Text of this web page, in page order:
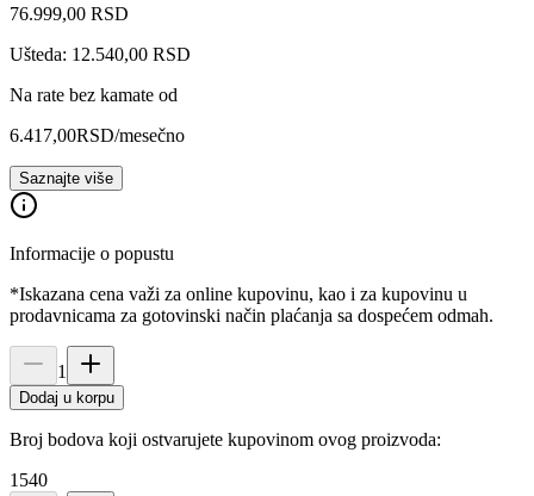
76.999,00 RSD
Ušteda: 12.540,00 RSD
Na rate bez kamate od
6.417,00RSD/mesečno
Saznajte više
Informacije o popustu
*Iskazana cena važi za online kupovinu, kao i za kupovinu u
prodavnicama za gotovinski način plaćanja sa dospećem odmah.
1
Dodaj u korpu
Broj bodova koji ostvarujete kupovinom ovog proizvoda:
1540